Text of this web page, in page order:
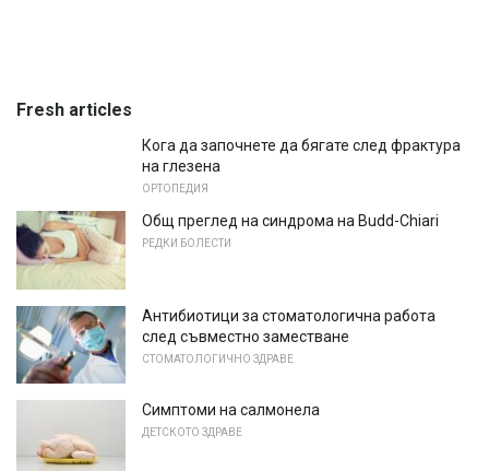
Fresh articles
Кога да започнете да бягате след фрактура
на глезена
ОРТОПЕДИЯ
Общ преглед на синдрома на Budd-Chiari
РЕДКИ БОЛЕСТИ
Антибиотици за стоматологична работа
след съвместно заместване
СТОМАТОЛОГИЧНО ЗДРАВЕ
Симптоми на салмонела
ДЕТСКОТО ЗДРАВЕ